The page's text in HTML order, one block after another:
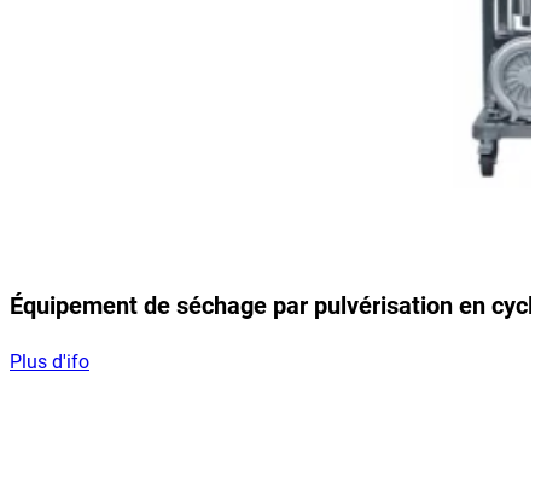
Équipement de séchage par pulvérisation en
Plus d'ifo